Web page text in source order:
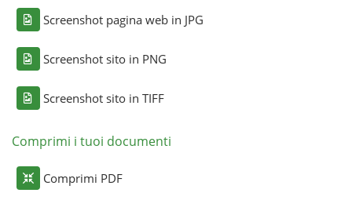
Screenshot pagina web in JPG
Screenshot sito in PNG
Screenshot sito in TIFF
Comprimi i tuoi documenti
Comprimi PDF